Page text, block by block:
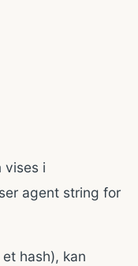
vises i
agent string for
hash), kan